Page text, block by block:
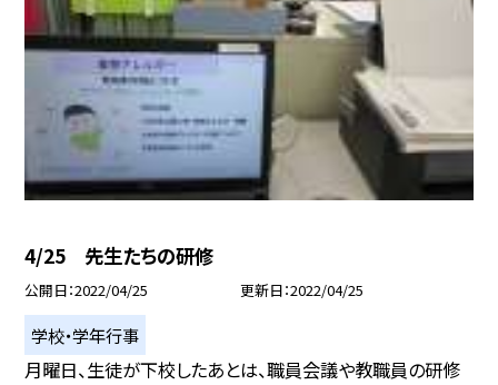
4/25 先生たちの研修
公開日 2022/04/25 更新日 2022/04/25
学校・学年行事
月曜日、生徒が下校したあとは、職員会議や教職員の研修